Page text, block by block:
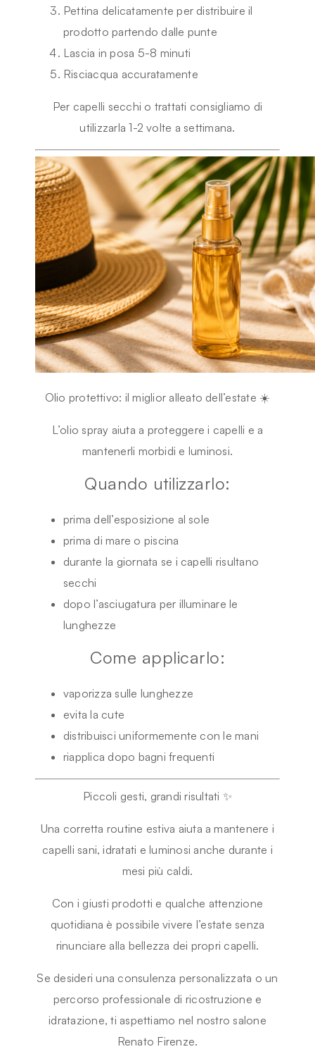
Pettina delicatamente per distribuire il
prodotto partendo dalle punte
Lascia in posa 5-8 minuti
Risciacqua accuratamente
Per capelli secchi o trattati consigliamo di
utilizzarla 1-2 volte a settimana.
Olio protettivo: il miglior alleato dell’estate ☀️
L’olio spray aiuta a proteggere i capelli e a
mantenerli morbidi e luminosi.
Quando utilizzarlo:
prima dell’esposizione al sole
prima di mare o piscina
durante la giornata se i capelli risultano
secchi
dopo l’asciugatura per illuminare le
lunghezze
Come applicarlo:
vaporizza sulle lunghezze
evita la cute
distribuisci uniformemente con le mani
riapplica dopo bagni frequenti
Piccoli gesti, grandi risultati ✨
Una corretta routine estiva aiuta a mantenere i
capelli sani, idratati e luminosi anche durante i
mesi più caldi.
Con i giusti prodotti e qualche attenzione
quotidiana è possibile vivere l’estate senza
rinunciare alla bellezza dei propri capelli.
Se desideri una consulenza personalizzata o un
percorso professionale di ricostruzione e
idratazione, ti aspettiamo nel nostro salone
Renato Firenze.